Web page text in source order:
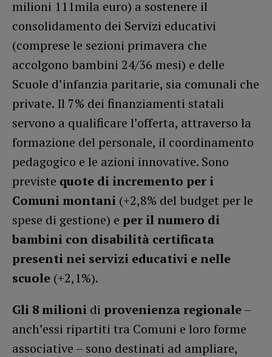
milioni 111mila euro) a sostenere il
consolidamento dei Servizi educativi
(comprese le sezioni primavera che
accolgono bambini 24/36 mesi) e delle
Scuole d’infanzia paritarie, sia comunali che
private. Il 7% dei finanziamenti statali
servono a qualificare l’offerta, attraverso la
formazione del personale, il coordinamento
pedagogico e le azioni innovative. Sono
previste quote di incremento per i
Comuni montani (+2,8% del budget per le
spese di gestione) e per il numero di
bambini con disabilità certificata
presenti nei servizi educativi e nelle
scuole (+2,1%).
Gli 8milioni di provenienza regionale–
anch’essi ripartiti tra Comuni e loro forme
associative – sono destinati ad ampliare,